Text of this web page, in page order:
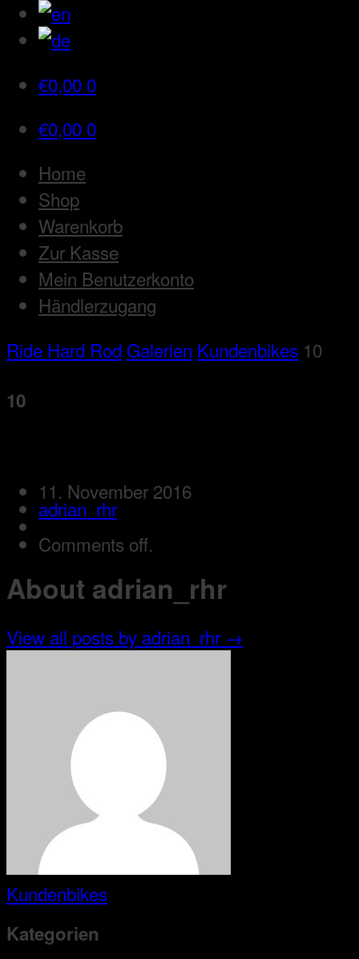
€0,00 0
€0,00 0
Home
Shop
Warenkorb
Zur Kasse
Mein Benutzerkonto
Händlerzugang
Ride Hard Rod Galerien Kundenbikes 10
10
11. November 2016
adrian_rhr
Comments off.
About adrian_rhr
View all posts by adrian_rhr →
Kundenbikes
Kategorien